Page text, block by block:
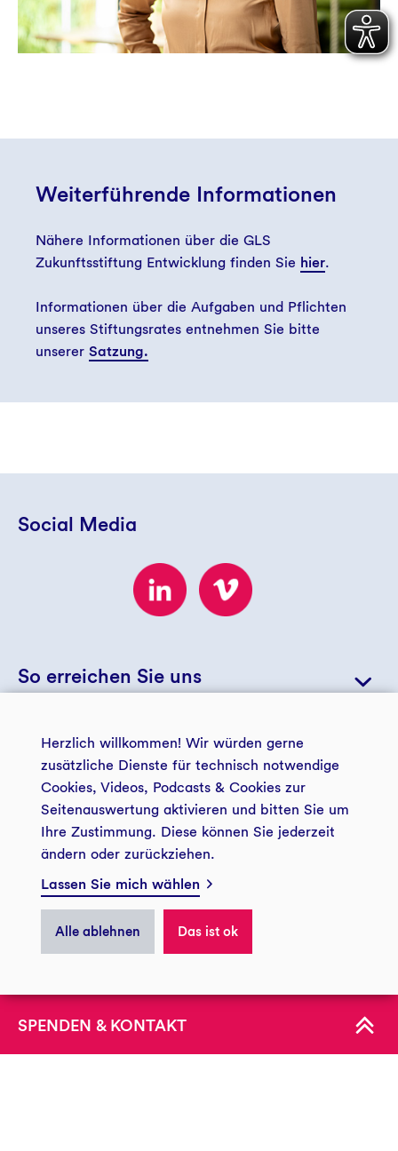
Weiterführende Informationen
Nähere Informationen über die GLS
Zukunftsstiftung Entwicklung finden Sie hier.
Informationen über die Aufgaben und Pflichten
unseres Stiftungsrates entnehmen Sie bitte
unserer Satzung.
KONTAKT
Social Media
So erreichen Sie uns
+49 234 5797 5723
+49 234 5797 5188
info@gls-entwicklung.de
Kontakt und Anfahrt
GLS Zukunftsstiftung Entwicklung
Postadresse
44774 Bochum
Christstraße 9
44789 Bochum
© 2026 GLS Zukunftsstiftung Entwicklung
Privatsphäre
Herzlich willkommen! Wir würden gerne
zusätzliche Dienste für technisch notwendige
Cookies, Videos, Podcasts & Cookies zur
Seitenauswertung aktivieren und bitten Sie um
Ihre Zustimmung. Diese können Sie jederzeit
ändern oder zurückziehen.
Lassen Sie mich wählen
Alle ablehnen Das ist ok